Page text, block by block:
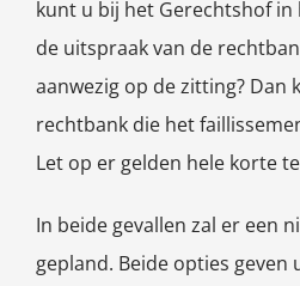
kunt u bij het Gerechtshof
de uitspraak van de
aanwezig op de zitting? Dan
rechtbank die het
Let op er gelden hele korte
In beide gevallen zal er een
gepland. Beide opties geven